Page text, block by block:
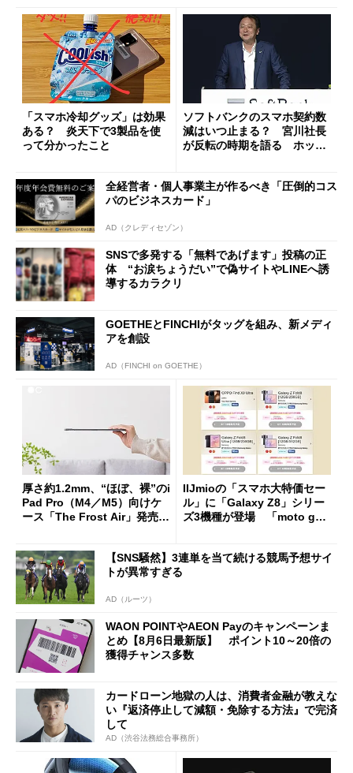
「スマホ冷却グッズ」は効果
ある？ 炎天下で3製品を使
って分かったこと
ソフトバンクのスマホ契約数
減はいつ止まる？ 宮川社長
が反転の時期を語る ホッピ
全経営者・個人事業主が作るべき「圧倒的コス
パのビジネスカード」
AD（クレディセゾン）
SNSで多発する「無料であげます」投稿の正
体 “お涙ちょうだい”で偽サイトやLINEへ誘
導するカラクリ
GOETHEとFINCHIがタッグを組み、新メディ
アを創設
AD（FINCHI on GOETHE）
厚さ約1.2mm、“ほぼ、裸”のi
Pad Pro（M4／M5）向けケ
ース「The Frost Air」発売
IIJmioの「スマホ大特価セー
ル」に「Galaxy Z8」シリー
ズ3機種が登場 「moto g37
【SNS騒然】3連単を当て続ける競馬予想サイ
トが異常すぎる
AD（ルーツ）
WAON POINTやAEON Payのキャンペーンま
とめ【8月6日最新版】 ポイント10～20倍の
獲得チャンス多数
カードローン地獄の人は、消費者金融が教えな
い『返済停止して減額・免除する方法』で完済
して
AD（渋谷法務総合事務所）